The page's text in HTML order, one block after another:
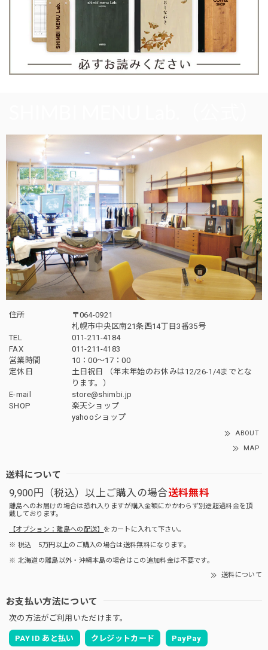
住所
〒064-0921
札幌市中央区南21条西14丁目3番35号
TEL
011-211-4184
FAX
011-211-4183
営業時間
10：00〜17：00
定休日
土日祝日 （年末年始のお休みは12/26-1/4までとな
ります。）
E-mail
store@shimbi.jp
SHOP
楽天ショップ
yahooショップ
ABOUT
MAP
送料について
9,900円（税込）以上ご購入の場合送料無料
離島へのお届けの場合は恐れ入りますが購入金額にかかわらず別途超過料金を頂
戴しております。
【オプション：離島への配送】 をカートに入れて下さい。
※ 税込 5万円以上のご購入の場合は送料無料になります。
※ 北海道の離島以外・沖縄本島の場合はこの追加料金は不要です。
送料について
お支払い方法について
次の方法がご利用いただけます。
PAY ID あと払い クレジットカード PayPay